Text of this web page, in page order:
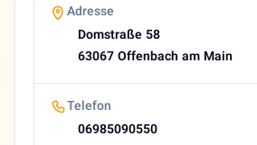
Adresse
Domstraße 58
63067 Offenbach am Main
Telefon
06985090550